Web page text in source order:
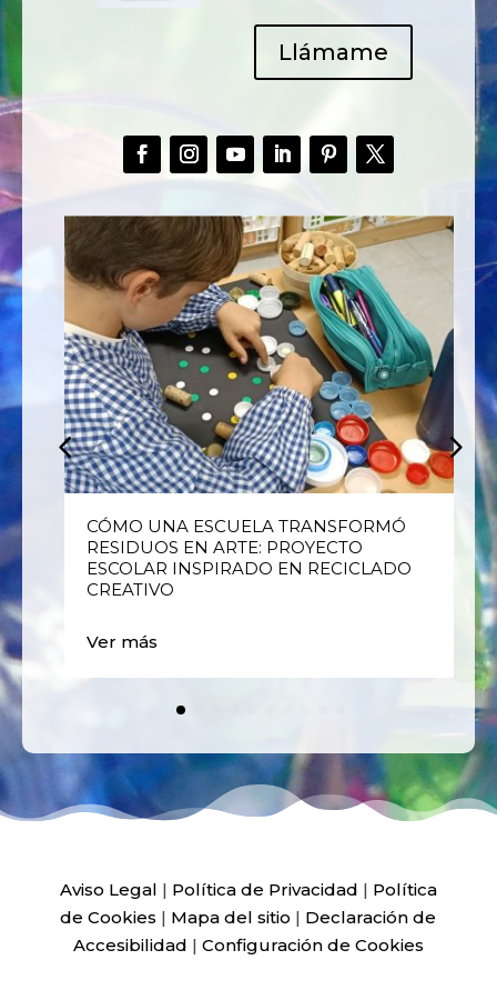
Llámame
CÓMO UNA ESCUELA TRANSFORMÓ
RESIDUOS EN ARTE: PROYECTO
ESCOLAR INSPIRADO EN RECICLADO
CREATIVO
Ver más
Aviso Legal | Política de Privacidad | Política
de Cookies | Mapa del sitio | Declaración de
Accesibilidad | Configuración de Cookies